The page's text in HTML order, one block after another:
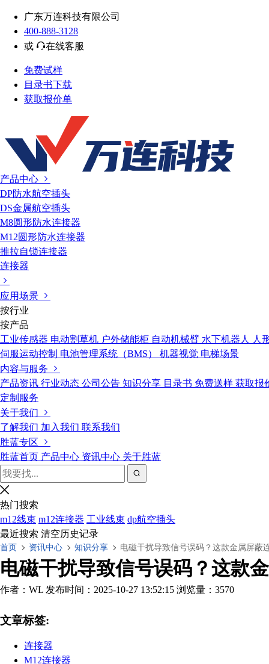
广东万连科技有限公司
400-888-3128
或
在线客服
免费试样
目录书下载
获取报价单
产品中心
DP防水航空插头
DS金属航空插头
M8圆形防水连接器
M12圆形防水连接器
推拉自锁连接器
连接器
应用场景
按行业
按产品
工业传感器 电动割草机 户外储能柜 自动机械臂 水下机器人
人
伺服运动控制 电池管理系统（BMS） 机器视觉 电梯场景
内容与服务
产品资讯 行业动态 公司公告 知识分享 目录书 免费送样 获取报
定制服务
关于我们
了解我们 加入我们 联系我们
胜蓝专区
胜蓝首页 产品中心 资讯中心 关于胜蓝
热门搜索
m12线束 m12连接器 工业线束 dp航空插头
最近搜索 清空历史记录
首页 资讯中心 知识分享 电磁干扰导致信号误码？这款金属屏蔽
电磁干扰导致信号误码？这款
作者：WL 发布时间：2025-10-27 13:52:15 浏览量：3570
文章标签:
连接器
M12连接器